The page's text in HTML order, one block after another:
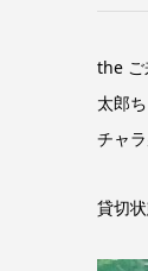
the ご
太郎
チャ
貸切